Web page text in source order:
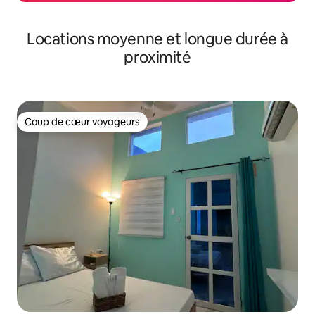
Locations moyenne et longue durée à
proximité
Coup de cœur voyageurs
Coup de cœur voyageurs